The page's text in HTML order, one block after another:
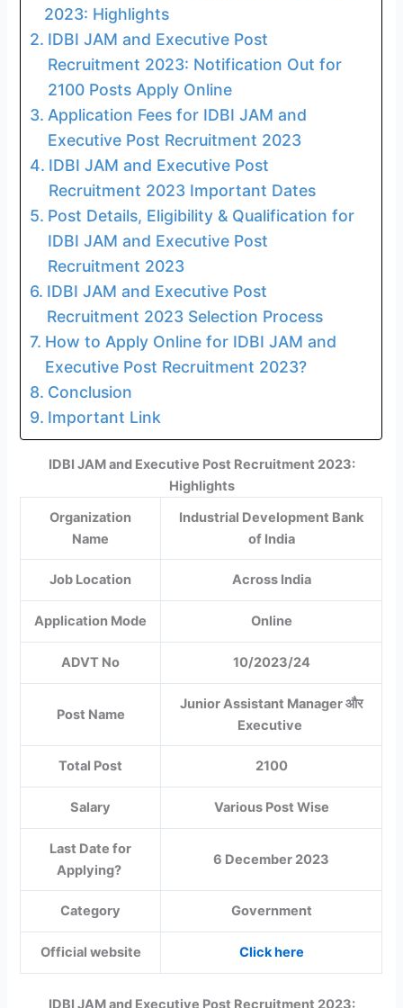
2023: Highlights
IDBI JAM and Executive Post
Recruitment 2023: Notification Out for
2100 Posts Apply Online
Application Fees for IDBI JAM and
Executive Post Recruitment 2023
IDBI JAM and Executive Post
Recruitment 2023 Important Dates
Post Details, Eligibility & Qualification for
IDBI JAM and Executive Post
Recruitment 2023
IDBI JAM and Executive Post
Recruitment 2023 Selection Process
How to Apply Online for IDBI JAM and
Executive Post Recruitment 2023?
Conclusion
Important Link
IDBI JAM and Executive Post Recruitment 2023:
Highlights
Organization
Name
Industrial Development Bank
of India
Job Location Across India
Application Mode Online
ADVT No 10/2023/24
Post Name
Junior Assistant Manager और
Executive
Total Post 2100
Salary Various Post Wise
Last Date for
Applying?
6 December 2023
Category Government
Official website Click here
IDBI JAM and Executive Post Recruitment 2023: